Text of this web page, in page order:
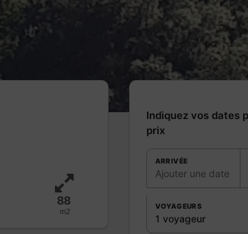
88
m2
Indiquez vos dates
prix
ARRIVÉE
Ajouter une date
VOYAGEURS
1 voyageur